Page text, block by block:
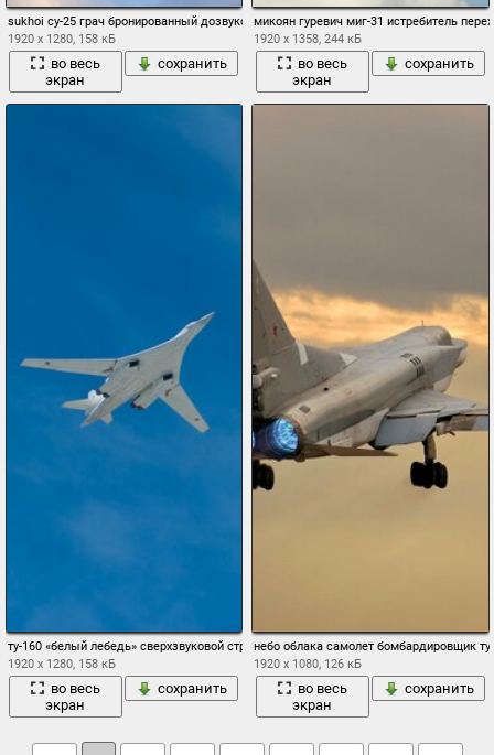
sukhoi су-25 грач бронированный дозвуковой штурмовик пара
1920 x 1280, 158 кБ
во весь
экран
сохранить
микоян гуревич миг-31 истребитель
1920 x 1358, 244 кБ
во весь
экран
сохранить
ту-160 «белый лебедь» сверхзвуковой стратегический бомбардировщик-ракетоносец
1920 x 1280, 158 кБ
во весь
экран
сохранить
небо облака самолет бомбардировщик
1920 x 1080, 126 кБ
во весь
экран
сохранить